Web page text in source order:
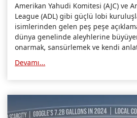
Amerikan Yahudi Komitesi (AJC) ve
League (ADL) gibi güçlü lobi
isimlerinden gelen peş peşe
dünya genelinde aleyhlerine
onarmak, sansürlemek ve kendi
çalışma yürüttüklerini gözler önüne
Devamı...